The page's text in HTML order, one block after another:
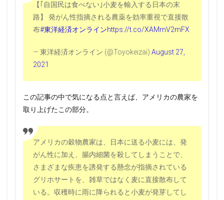
【｢自国民は食べない｣小麦を輸入する日本の末
路】 発がん性指摘される農薬を効率重視で直接散
布#東洋経済オンラインhttps://t.co/XAMrnV2mFX
— 東洋経済オンライン (@Toyokeizai) August 27,
2021
この記事の中で気になる点と言えば、アメリカの農家を
取り上げたこの部分。
アメリカの穀物農家は、日本に送る小麦には、発
がん性に加え、腸内細菌を殺してしまうことで、
さまざまな疾患を誘発する懸念が指摘されている
グリホサートを、雑草ではなく麦に直接散布して
いる。収穫時に雨に降られると小麦が発芽してし